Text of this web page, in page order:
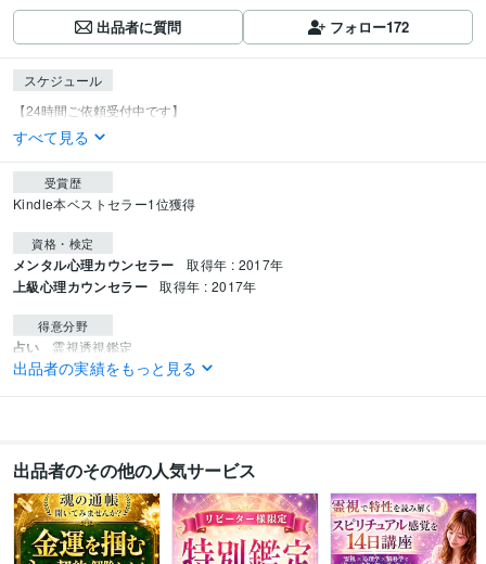
出品者に質問 フォロー172
スケジュール
すべて見る
受賞歴
Kindle本ベストセラー1位獲得
資格・検定
メンタル心理カウンセラー 取得年 : 2017年
上級心理カウンセラー 取得年 : 2017年
得意分野
占い 霊視透視鑑定
占い
出品者の実績をもっと見る
出品者のその他の人気サービス